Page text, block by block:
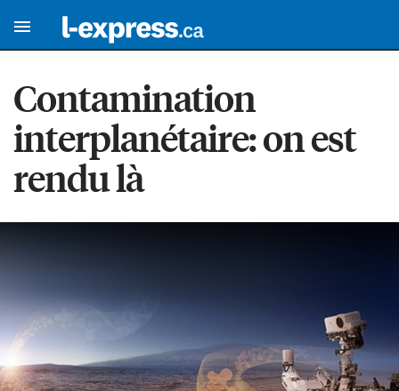
Contamination
interplanétaire: on est
rendu là